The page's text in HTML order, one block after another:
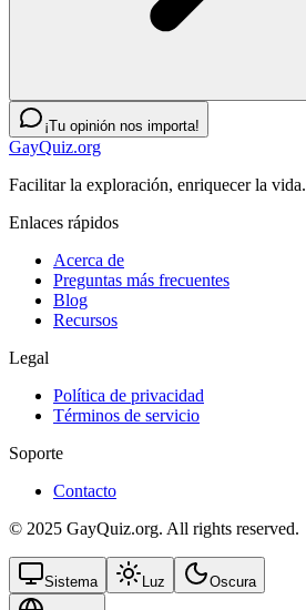
¡Tu opinión nos importa!
GayQuiz.org
Facilitar la exploración, enriquecer la vida.
Enlaces rápidos
Acerca de
Preguntas más frecuentes
Blog
Recursos
Legal
Política de privacidad
Términos de servicio
Soporte
Contacto
© 2025 GayQuiz.org. All rights reserved.
Sistema Luz Oscura